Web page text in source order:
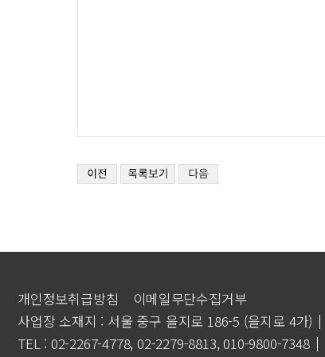
개인정보취급방침
이메일무단수집거부
사업장 소재지 : 서울 중구 을지로 186-5 (을지로 4가)
TEL : 02-2267-4778, 02-2279-8813, 010-9800-7348